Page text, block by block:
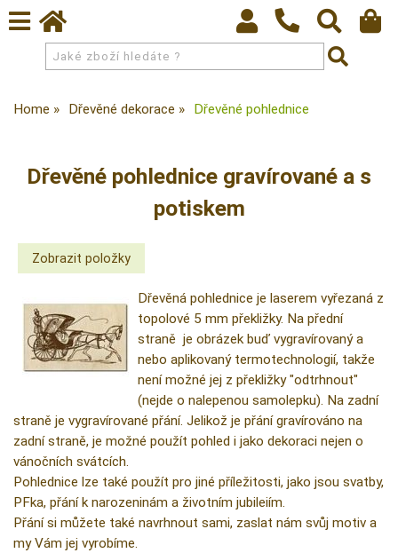
Home Dřevěné dekorace Dřevěné pohlednice
Dřevěné pohlednice gravírované a s
potiskem
Dřevěná pohlednice je laserem vyřezaná z
topolové 5 mm překližky. Na přední
straně je obrázek buď vygravírovaný a
nebo aplikovaný termotechnologií, takže
není možné jej z překližky "odtrhnout"
(nejde o nalepenou samolepku). Na zadní
straně je vygravírované přání. Jelikož je přání gravírováno na
zadní straně, je možné použít pohled i jako dekoraci nejen o
vánočních svátcích.
Pohlednice lze také použít pro jiné příležitosti, jako jsou svatby,
PFka, přání k narozeninám a životním jubileiím.
Přání si můžete také navrhnout sami, zaslat nám svůj motiv a
my Vám jej vyrobíme.